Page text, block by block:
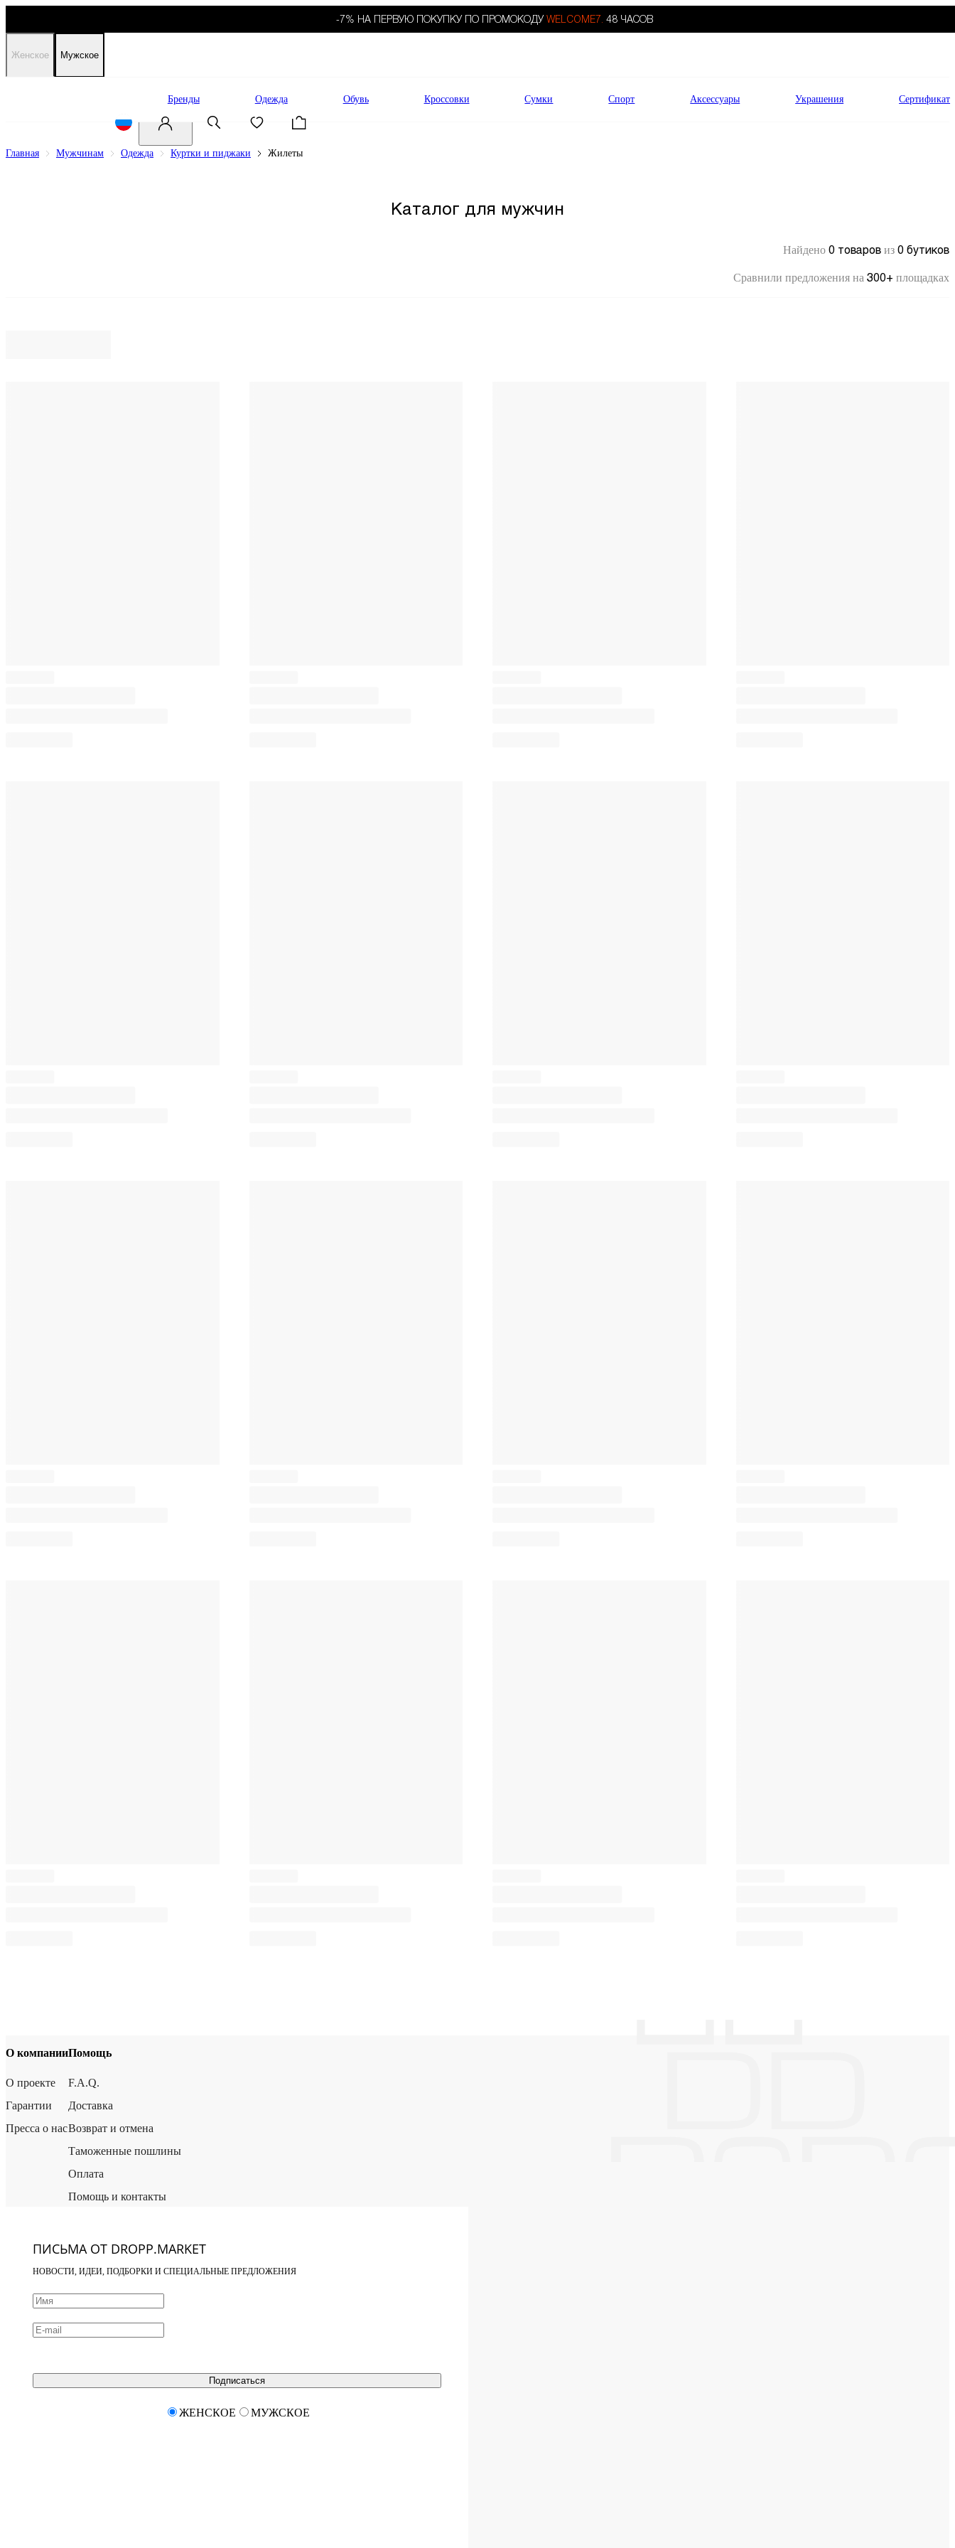
-7% НА ПЕРВУЮ ПОКУПКУ ПО ПРОМОКОДУ WELCOME7. 48 ЧАСОВ
Женское Мужское
Бренды Одежда Обувь Кроссовки Сумки Спорт Аксессуары Украшения Сертификат
Главная Мужчинам Одежда Куртки и пиджаки Жилеты
Каталог для мужчин
Найдено 0 товаров из 0 бутиков
Сравнили предложения на 300+ площадках
О компании
О проекте
Гарантии
Пресса о нас
Помощь
F.A.Q.
Доставка
Возврат и отмена
Таможенные пошлины
Оплата
Помощь и контакты
ПИСЬМА ОТ DROPP.MARKET
НОВОСТИ, ИДЕИ, ПОДБОРКИ И СПЕЦИАЛЬНЫЕ ПРЕДЛОЖЕНИЯ
Подписаться
ЖЕНСКОЕ МУЖСКОЕ